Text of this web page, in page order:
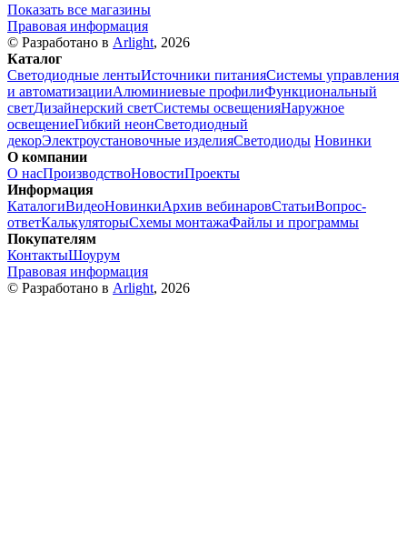
Показать все магазины
Правовая информация
© Разработано в Arlight, 2026
Каталог
Светодиодные лентыИсточники питанияСистемы управления
и автоматизацииАлюминиевые профилиФункциональный
светДизайнерский светСистемы освещенияНаружное
освещениеГибкий неонСветодиодный
декорЭлектроустановочные изделияСветодиоды Новинки
О компании
О насПроизводствоНовостиПроекты
Информация
КаталогиВидеоНовинкиАрхив вебинаровСтатьиВопрос-
ответКалькуляторыСхемы монтажаФайлы и программы
Покупателям
КонтактыШоурум
Правовая информация
© Разработано в Arlight, 2026